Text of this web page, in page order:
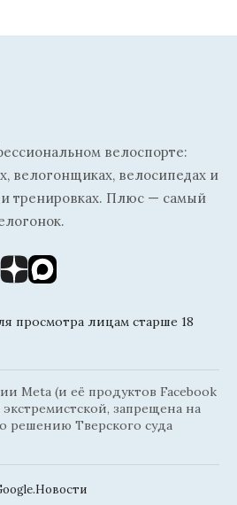
велоспорте:
велогонщиках, велосипедах и
тренировках. Плюс — самый
просмотра лицам старше 18
Meta (и её продуктов Facebook
запрещена на
решению Тверского суда